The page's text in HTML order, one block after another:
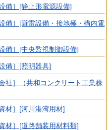
備］[静止形電源設備]
備］[避雷設備・接地極・構内電
備］[中央監視制御設備]
備］[照明器具]
社］（共和コンクリート工業株
材］[河川港湾用材]
材］[道路舗装用材料類]